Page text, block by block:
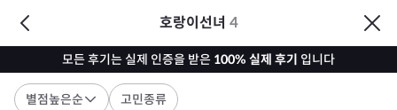
호랑이선녀 4
모든 후기는 실제 인증을 받은 100% 실제 후기 입니다
별점높은순 고민종류